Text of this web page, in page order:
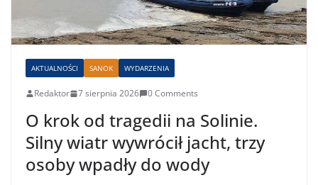
AKTUALNOŚCI SANOK WYDARZENIA
Redaktor 7 sierpnia 2026 0 Comments
O krok od tragedii na Solinie.
Silny wiatr wywrócił jacht, trzy
osoby wpadły do wody